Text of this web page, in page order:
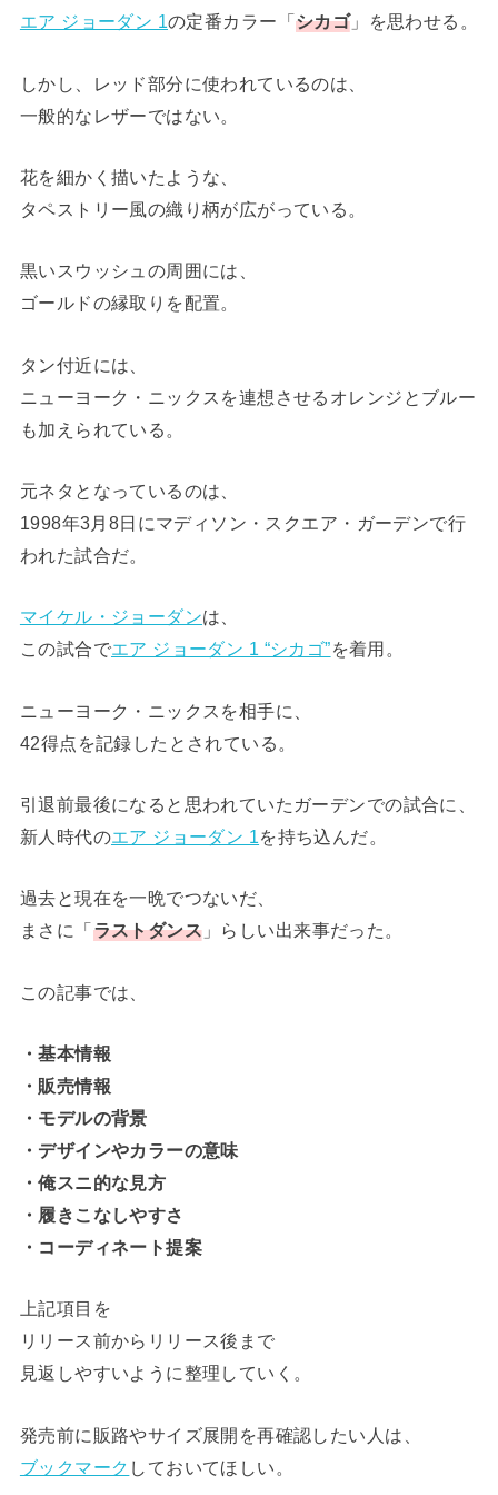
エア ジョーダン 1の定番カラー「シカゴ」を思わせる。
しかし、レッド部分に使われているのは、
一般的なレザーではない。
花を細かく描いたような、
タペストリー風の織り柄が広がっている。
黒いスウッシュの周囲には、
ゴールドの縁取りを配置。
タン付近には、
ニューヨーク・ニックスを連想させるオレンジとブルー
も加えられている。
元ネタとなっているのは、
1998年3月8日にマディソン・スクエア・ガーデンで行
われた試合だ。
マイケル・ジョーダンは、
この試合でエア ジョーダン 1 “シカゴ”を着用。
ニューヨーク・ニックスを相手に、
42得点を記録したとされている。
引退前最後になると思われていたガーデンでの試合に、
新人時代のエア ジョーダン 1を持ち込んだ。
過去と現在を一晩でつないだ、
まさに「 ラストダンス 」らしい出来事だった。
この記事では、
・基本情報
・販売情報
・モデルの背景
・デザインやカラーの意味
・俺スニ的な見方
・履きこなしやすさ
・コーディネート提案
上記項目を
リリース前からリリース後まで
見返しやすいように整理していく。
発売前に販路やサイズ展開を再確認したい人は、
ブックマーク しておいてほしい。